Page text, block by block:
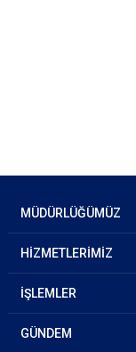
MÜDÜRLÜĞÜMÜZ
HİZMETLERİMİZ
İŞLEMLER
GÜNDEM